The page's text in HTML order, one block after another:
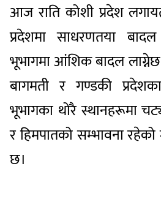
आज राति कोशी प्रदेश
प्रदेशमा साधरणतया
भूभागमा आंशिक बादल
बागमती र गण्डकी
भूभागका थोरै स्थानहरूमा
र हिमपातको सम्भावना
छ।